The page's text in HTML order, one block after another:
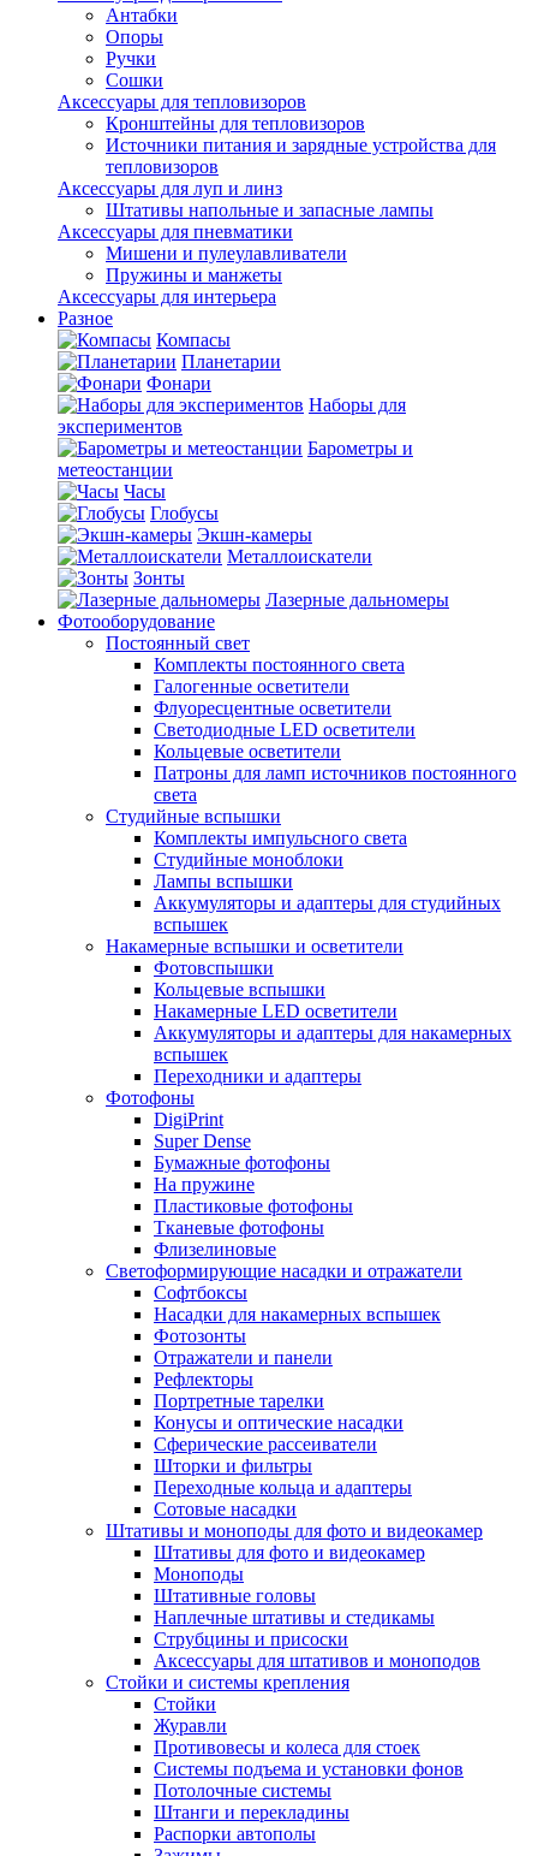
Антабки
Опоры
Ручки
Сошки
Аксессуары для тепловизоров
Кронштейны для тепловизоров
Источники питания и зарядные устройства для
тепловизоров
Аксессуары для луп и линз
Штативы напольные и запасные лампы
Аксессуары для пневматики
Мишени и пулеулавливатели
Пружины и манжеты
Аксессуары для интерьера
Разное
Компасы
Планетарии
Фонари
Наборы для
экспериментов
Барометры и
метеостанции
Часы
Глобусы
Экшн-камеры
Металлоискатели
Зонты
Лазерные дальномеры
Фотооборудование
Постоянный свет
Комплекты постоянного света
Галогенные осветители
Флуоресцентные осветители
Светодиодные LED осветители
Кольцевые осветители
Патроны для ламп источников постоянного
света
Студийные вспышки
Комплекты импульсного света
Студийные моноблоки
Лампы вспышки
Аккумуляторы и адаптеры для студийных
вспышек
Накамерные вспышки и осветители
Фотовспышки
Кольцевые вспышки
Накамерные LED осветители
Аккумуляторы и адаптеры для накамерных
вспышек
Переходники и адаптеры
Фотофоны
DigiPrint
Super Dense
Бумажные фотофоны
На пружине
Пластиковые фотофоны
Тканевые фотофоны
Флизелиновые
Светоформирующие насадки и отражатели
Софтбоксы
Насадки для накамерных вспышек
Фотозонты
Отражатели и панели
Рефлекторы
Портретные тарелки
Конусы и оптические насадки
Сферические рассеиватели
Шторки и фильтры
Переходные кольца и адаптеры
Сотовые насадки
Штативы и моноподы для фото и видеокамер
Штативы для фото и видеокамер
Моноподы
Штативные головы
Наплечные штативы и стедикамы
Струбцины и присоски
Аксессуары для штативов и моноподов
Стойки и системы крепления
Стойки
Журавли
Противовесы и колеса для стоек
Системы подъема и установки фонов
Потолочные системы
Штанги и перекладины
Распорки автополы